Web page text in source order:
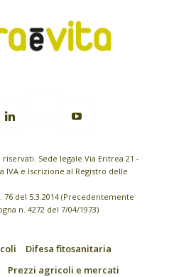
Sede legale Via Eritrea 21 -
IVA e Iscrizione al Registro delle
del 5.3.2014 (Precedentemente
n. 4272 del 7/04/1973)
Difesa fitosanitaria
Prezzi agricoli e mercati